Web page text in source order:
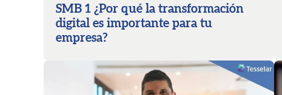
SMB 1 ¿Por qué la transformación
digital es importante para tu
empresa?